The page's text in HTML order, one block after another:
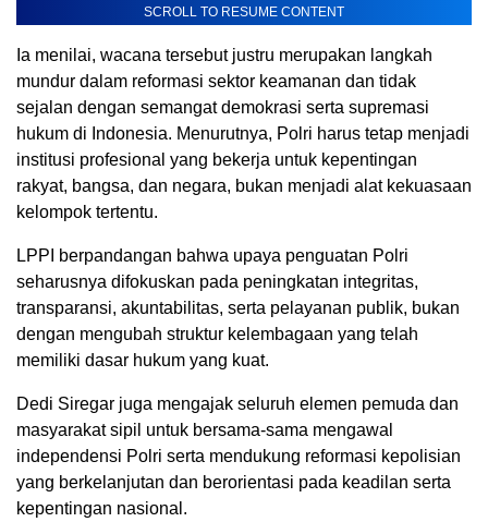
SCROLL TO RESUME CONTENT
Ia menilai, wacana tersebut justru merupakan langkah
mundur dalam reformasi sektor keamanan dan tidak
sejalan dengan semangat demokrasi serta supremasi
hukum di Indonesia. Menurutnya, Polri harus tetap menjadi
institusi profesional yang bekerja untuk kepentingan
rakyat, bangsa, dan negara, bukan menjadi alat kekuasaan
kelompok tertentu.
LPPI berpandangan bahwa upaya penguatan Polri
seharusnya difokuskan pada peningkatan integritas,
transparansi, akuntabilitas, serta pelayanan publik, bukan
dengan mengubah struktur kelembagaan yang telah
memiliki dasar hukum yang kuat.
Dedi Siregar juga mengajak seluruh elemen pemuda dan
masyarakat sipil untuk bersama-sama mengawal
independensi Polri serta mendukung reformasi kepolisian
yang berkelanjutan dan berorientasi pada keadilan serta
kepentingan nasional.